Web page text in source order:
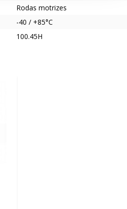
Rodas motrizes
-40 / +85°C
100.45H